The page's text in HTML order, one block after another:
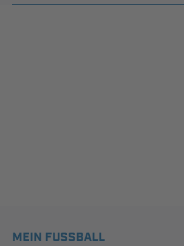
MEIN FUSSBALL